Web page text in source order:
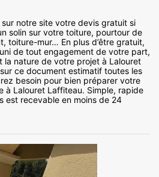
notre site votre devis gratuit si
solin sur votre toiture, pourtour de
toiture-mur… En plus d’être gratuit,
de tout engagement de votre part,
la nature de votre projet à Lalouret
ce document estimatif toutes les
besoin pour bien préparer votre
à Lalouret Laffiteau. Simple, rapide
est recevable en moins de 24